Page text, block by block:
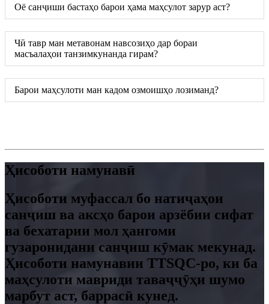
Оё санҷиши бастаҳо барои ҳама маҳсулот зарур аст?
Чӣ тавр ман метавонам навсозиҳо дар бораи
масъалаҳои танзимкунанда гирам?
Барои маҳсулоти ман кадом озмоишҳо лозиманд?
Ҳисоботи намунавӣ
Ҳисоботи муфассал бо натиҷаҳои
санҷиш ва аксҳо барои арзёбии сифат
ва бехатарии мол ҳангоми
гузаронидани санҷиш кӯмак мекунад.
Ҳисоботи намунавии TTSQC-ро, ки ба
маҳсулоти мавриди таваҷҷӯҳи шумо
марбут аст, баррасӣ кунед.